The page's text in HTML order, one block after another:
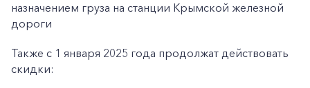
назначением груза на станции Крымской железной
дороги
Также с 1 января 2025 года продолжат действовать
скидки: